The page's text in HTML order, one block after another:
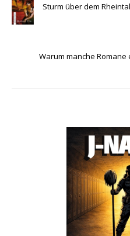
Sturm über dem
Warum manche